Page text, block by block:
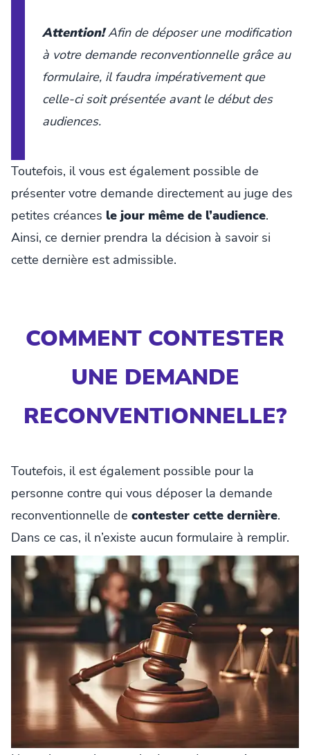
Attention!Afin de déposer une modification
à votre demande reconventionnelle grâce au
formulaire, il faudra impérativement que
celle-ci soit présentée avant le début des
audiences.
Toutefois, il vous est également possible de
présenter votre demande directement au juge des
petites créances le jour même de l’audience.
Ainsi, ce dernier prendra la décision à savoir si
cette dernière est admissible.
COMMENT CONTESTER
UNE DEMANDE
RECONVENTIONNELLE?
Toutefois, il est également possible pour la
personne contre qui vous déposer la demande
reconventionnelle de contester cette dernière.
Dans ce cas, il n’existe aucun formulaire à remplir.